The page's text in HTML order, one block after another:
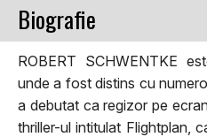
Biografie
ROBERT SCHWENTKE
unde a fost distins cu
a debutat ca regizor pe
thriller-ul intitulat Flightplan,